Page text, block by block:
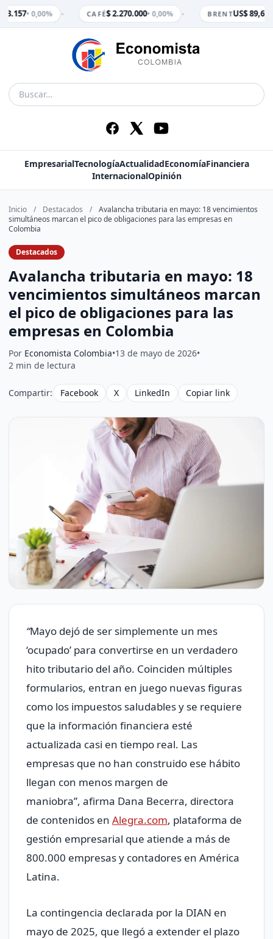
3.157• 0,00% CAFÉ$ 2.270.000• 0,00% BRENTUS$ 89,65
EmpresarialTecnologíaActualidadEconomíaFinanciera
InternacionalOpinión
Inicio / Destacados /
Avalancha tributaria en mayo: 18 vencimientos
simultáneos marcan el pico de obligaciones para las empresas en
Colombia
Destacados
Avalancha tributaria en mayo: 18
vencimientos simultáneos marcan
el pico de obligaciones para las
empresas en Colombia
Por Economista Colombia•13 de mayo de 2026•
2 min de lectura
Compartir: Facebook X LinkedIn Copiar link
“Mayo dejó de ser simplemente un mes
‘ocupado’ para convertirse en un verdadero
hito tributario del año. Coinciden múltiples
formularios, entran en juego nuevas figuras
como los impuestos saludables y se requiere
que la información financiera esté
actualizada casi en tiempo real. Las
empresas que no han construido ese hábito
llegan con menos margen de
maniobra”, afirma Dana Becerra, directora
de contenidos en Alegra.com, plataforma de
gestión empresarial que atiende a más de
800.000 empresas y contadores en América
Latina.
La contingencia declarada por la DIAN en
mayo de 2025, que llegó a extender el plazo